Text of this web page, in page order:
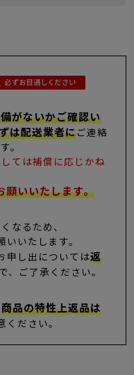
がないかご確認い
は配送業者にご連絡
。
ては補償に応じかね
願いいたします。
なるため、
いたします。
申し出については返
、ご了承ください。
商品の特性上返品は
ください。